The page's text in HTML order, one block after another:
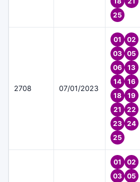
25
2708 07/01/2023
01
02
03
05
06
13
14
16
18
19
21
22
23
24
25
01
02
03
05